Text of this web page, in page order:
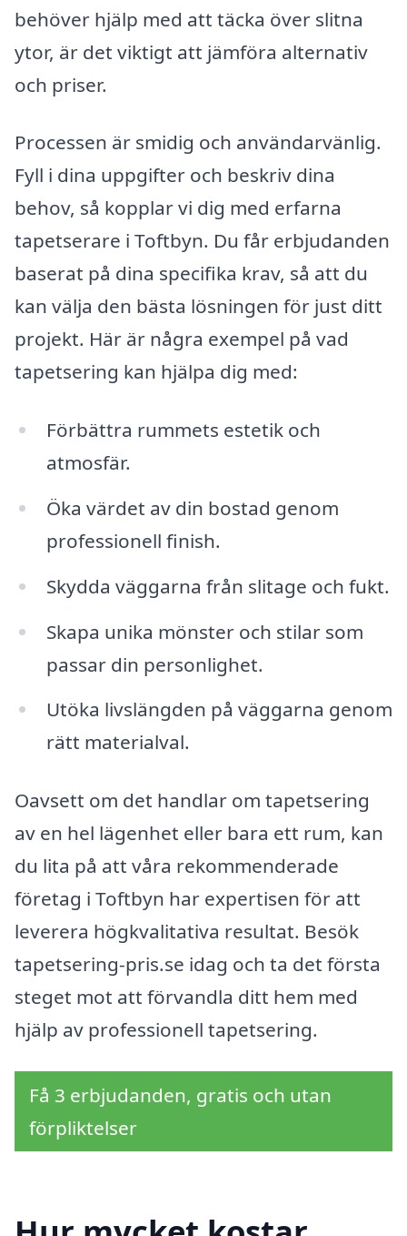
behöver hjälp med att täcka över slitna
ytor, är det viktigt att jämföra alternativ
och priser.
Processen är smidig och användarvänlig.
Fyll i dina uppgifter och beskriv dina
behov, så kopplar vi dig med erfarna
tapetserare i Toftbyn. Du får erbjudanden
baserat på dina specifika krav, så att du
kan välja den bästa lösningen för just ditt
projekt. Här är några exempel på vad
tapetsering kan hjälpa dig med:
Förbättra rummets estetik och
atmosfär.
Öka värdet av din bostad genom
professionell finish.
Skydda väggarna från slitage och fukt.
Skapa unika mönster och stilar som
passar din personlighet.
Utöka livslängden på väggarna genom
rätt materialval.
Oavsett om det handlar om tapetsering
av en hel lägenhet eller bara ett rum, kan
du lita på att våra rekommenderade
företag i Toftbyn har expertisen för att
leverera högkvalitativa resultat. Besök
tapetsering-pris.se idag och ta det första
steget mot att förvandla ditt hem med
hjälp av professionell tapetsering.
Få 3 erbjudanden, gratis och utan
förpliktelser